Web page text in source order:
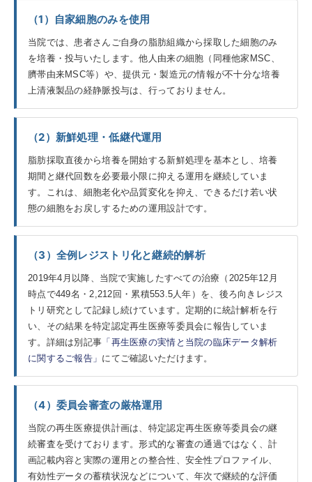
（1）自家細胞のみを使用
当院では、患者さんご自身の脂肪組織から採取した細胞のみ
を培養・投与いたします。他人由来の細胞（同種他家MSC、
臍帯由来MSC等）や、提供元・製造元の情報が不十分な培養
上清液製品の経静脈投与は、行っておりません。
（2）新鮮処理・低継代運用
脂肪採取直後から培養を開始する新鮮処理を基本とし、培養
期間と継代回数を必要最小限に抑える運用を継続していま
す。これは、細胞老化や品質変化を抑え、できるだけ若い状
態の細胞をお戻しするための運用設計です。
（3）全例レジストリ化と継続的解析
2019年4月以降、当院で実施したすべての治療（2025年12月
時点で449名・2,212回・累積553.5人年）を、後ろ向きレジス
トリ研究として記録し続けています。定期的に統計解析を行
い、その結果を特定認定再生医療等委員会に報告していま
す。詳細は別記事 「再生医療の実情と当院の臨床データ解析
に関するご報告」 にてご確認いただけます。
（4）委員会審査の厳格運用
当院の再生医療提供計画は、特定認定再生医療等委員会の継
続審査を受けております。形式的な審査の通過ではなく、計
画記載内容と実際の運用との整合性、安全性プロファイル、
有効性データの蓄積状況などについて、年次で継続的な評価